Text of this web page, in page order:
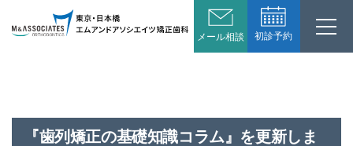
初診予約
メール相談
『歯列矯正の基礎知識コラム』を更新しま